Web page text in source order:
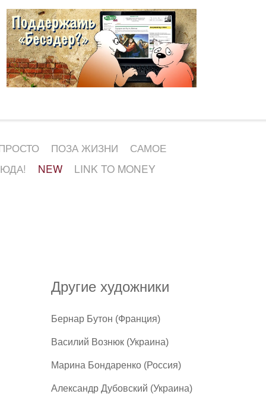
ПОЗА ЖИЗНИ
САМОЕ
NEW LINK TO MONEY
Другие художники
Бернар Бутон (Франция)
Василий Вознюк (Украина)
Марина Бондаренко (Россия)
Александр Дубовский (Украина)